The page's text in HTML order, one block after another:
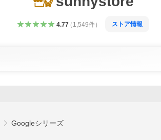
4.77（ 1,549件） ストア情報
Googleシリーズ